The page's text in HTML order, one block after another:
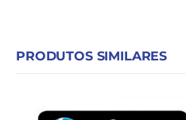
PRODUTOS SIMILARES